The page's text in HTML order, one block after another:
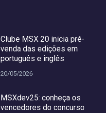
Clube MSX 20 inicia pré-
venda das edições em
português e inglês
20/05/2026
MSXdev25: conheça os
vencedores do concurso